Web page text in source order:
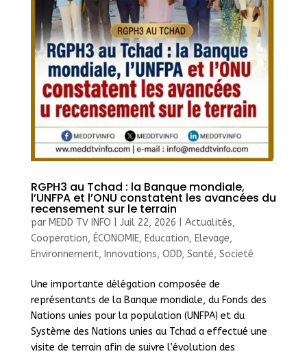
RGPH3 au Tchad : la Banque mondiale,
l’UNFPA et l’ONU constatent les avancées du
recensement sur le terrain
par MEDD TV INFO Juil 22, 2026 Actualités,
Cooperation, ÉCONOMIE, Education, Elevage,
Environnement, Innovations, ODD, Santé, Societé
Une importante délégation composée de
représentants de la Banque mondiale, du Fonds des
Nations unies pour la population (UNFPA) et du
Système des Nations unies au Tchad a effectué une
visite de terrain afin de suivre l’évolution des